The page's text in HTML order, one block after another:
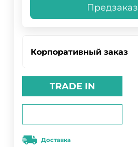
Предзаказ
Корпоративный заказ
TRADE IN
Доставка